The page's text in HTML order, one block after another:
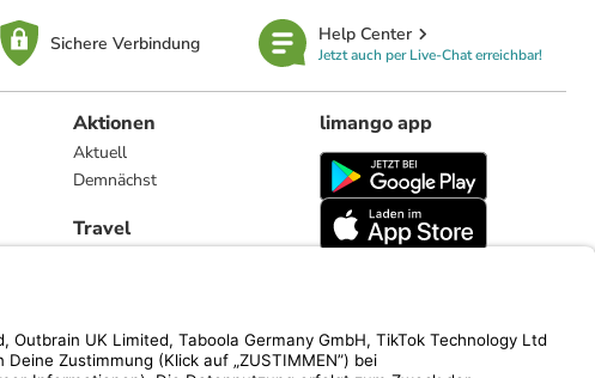
Sichere Verbindung Help Center
Jetzt auch per Live-Chat erreichbar!
Aktionen
Aktuell
Demnächst
Travel
limango app